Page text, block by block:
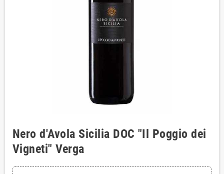
Nero d'Avola Sicilia DOC "Il Poggio dei
Vigneti" Verga